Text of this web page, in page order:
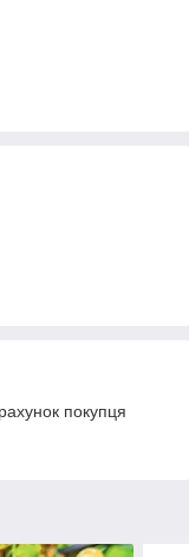
покупця